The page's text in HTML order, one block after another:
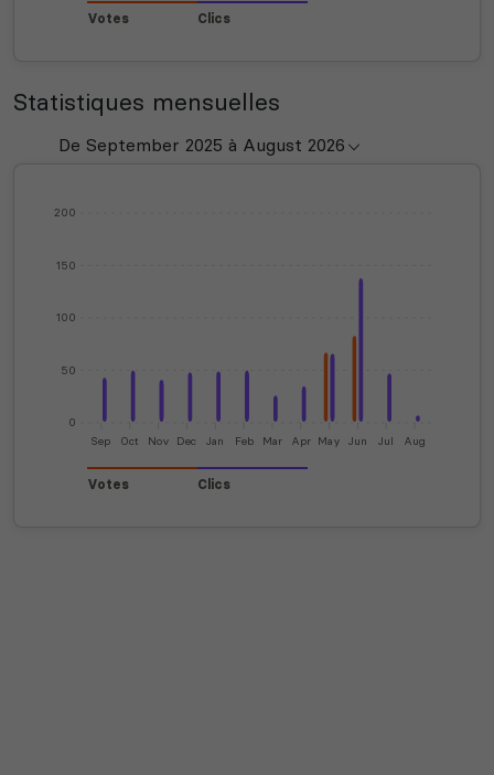
Votes Clics
Statistiques mensuelles
0
50
100
150
200
Sep Oct Nov Dec Jan Feb Mar Apr May Jun Jul Aug
Votes Clics